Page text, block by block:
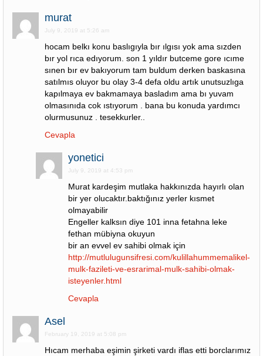
murat
July 9, 2019 at 5:26 am
hocam belkı konu baslıgıyla bır ılgısı yok ama sızden
bır yol rıca edıyorum. son 1 yıldır butceme gore ıcıme
sınen bır ev bakıyorum tam buldum derken baskasına
satılmıs oluyor bu olay 3-4 defa oldu artık unutsuzlıga
kapılmaya ev bakmamaya basladım ama bı yuvam
olmasınıda cok ıstıyorum . bana bu konuda yardımcı
olurmusunuz . tesekkurler..
Cevapla
yonetici
July 9, 2019 at 4:53 pm
Murat kardeşim mutlaka hakkınızda hayırlı olan
bir yer olucaktır.baktığınız yerler kısmet
olmayabilir
Engeller kalksın diye 101 inna fetahna leke
fethan mübiyna okuyun
bir an evvel ev sahibi olmak için
http://mutlulugunsifresi.com/kulillahummemalikel-
mulk-fazileti-ve-esrarimal-mulk-sahibi-olmak-
isteyenler.html
Cevapla
Asel
February 19, 2019 at 5:08 pm
Hıcam merhaba eşimin şirketi vardı iflas etti borclarımız